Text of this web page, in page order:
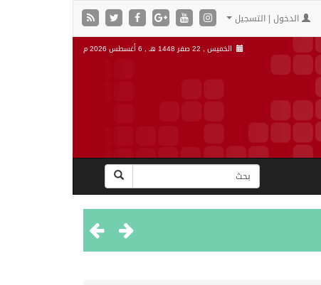
الدخول | التسجيل
الخميس , 22 صفر 1448 هـ , 6 أغسطس 2026 م